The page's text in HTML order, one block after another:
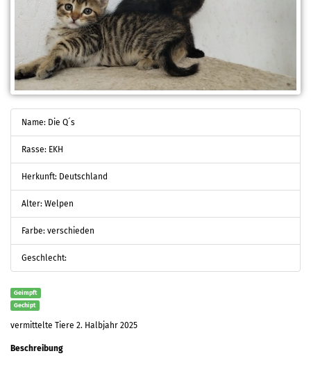
Name: Die Q´s
Rasse: EKH
Herkunft: Deutschland
Alter: Welpen
Farbe: verschieden
Geschlecht:
Geimpft
Gechipt
vermittelte Tiere 2. Halbjahr 2025
Beschreibung